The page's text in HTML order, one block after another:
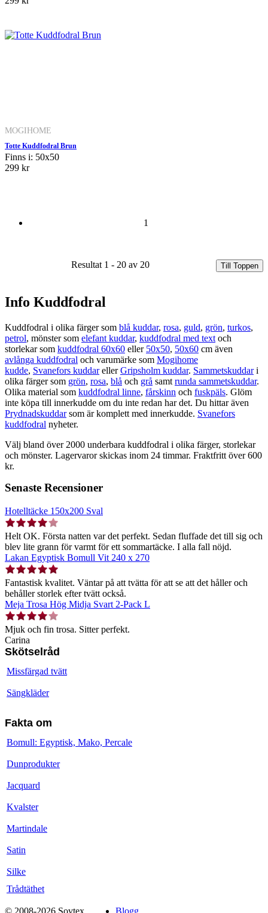
MOGIHOME
Totte Kuddfodral Brun
Finns i: 50x50
299 kr
1
Resultat 1 - 20 av 20 Till Toppen
Info Kuddfodral
Kuddfodral i olika färger som blå kuddar, rosa, guld, grön, turkos,
petrol, mönster som elefant kuddar, kuddfodral med text och
storlekar som kuddfodral 60x60 eller 50x50, 50x60 cm även
avlånga kuddfodral och varumärke som Mogihome
kudde, Svanefors kuddarellerGripsholm kuddar. Sammetskuddari
olika färger som grön, rosa, blå och grå samt runda sammetskuddar.
Olika material som kuddfodral linne, fårskinn och fuskpäls. Glöm
inte köpa till innerkudde om du inte redan har det. Du hittar även
Prydnadskuddarsom är komplett med innerkudde. Svanefors
kuddfodral nyheter.
Välj bland över 2000 underbara kuddfodral i olika färger, storlekar
och mönster. Lagervaror skickas inom 24 timmar. Fraktfritt över 600
kr.
Senaste Recensioner
Hotelltäcke 150x200 Sval
Helt OK. Första natten var det perfekt. Sedan fluffade det till sig och
blev lite grann för varmt för ett sommartäcke. I alla fall nöjd.
Lakan Egyptisk Bomull Vit 240 x 270
Fantastisk kvalitet. Väntar på att tvätta för att se att det håller och
behåller storlek efter tvätt också.
Meja Trosa Hög Midja Svart 2-Pack L
Mjuk och fin trosa. Sitter perfekt.
Carina
Skötselråd
Missfärgad tvätt
Sängkläder
Fakta om
Bomull: Egyptisk, Mako, Percale
Dunprodukter
Jacquard
Kvalster
Martindale
Satin
Silke
Trådtäthet